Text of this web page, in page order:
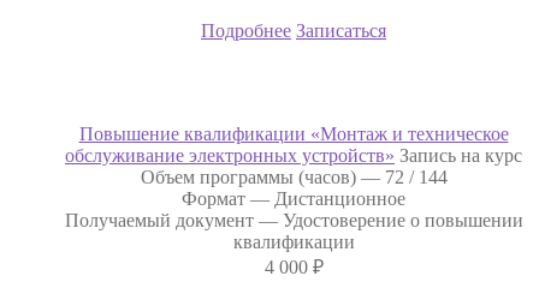
Подробнее Записаться
Повышение квалификации «Монтаж и техническое
обслуживание электронных устройств» Запись на курс
Объем программы (часов) — 72 / 144
Формат — Дистанционное
Получаемый документ — Удостоверение о повышении
квалификации
4 000 ₽